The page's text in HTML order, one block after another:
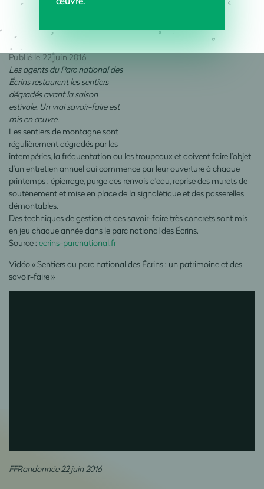
Publié le 22 juin 2016
Les agents du Parc national des
Écrins restaurent les sentiers
dégradés avant la saison
estivale. Un vrai savoir-faire est
mis en œuvre.
Les sentiers de montagne sont
régulièrement dégradés par les
intempéries, la fréquentation ou les troupeaux et doivent faire l’objet
d’un entretien annuel qui commence par leur ouverture à chaque
printemps : épierrage, purge des renvois d'eau, reprise des murets de
soutènement et mise en place de la signalétique et des passerelles
démontables.
Des techniques de gestion et des savoir-faire très concrets sont mis
en jeu chaque année dans le parc national des Écrins.
Source : ecrins-parcnational.fr
Vidéo « Sentiers du parc national des Écrins : un patrimoine et des
savoir-faire »
FFRandonnée 22 juin 2016